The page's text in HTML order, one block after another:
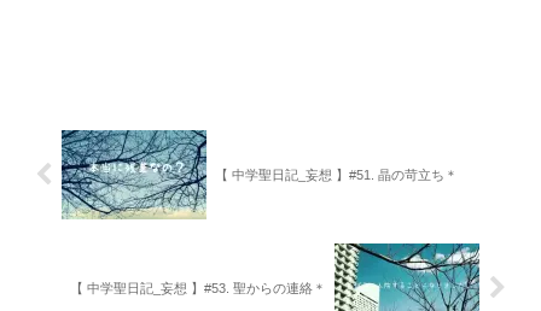
【 中学聖日記_妄想 】#51. 晶の苛立ち＊
【 中学聖日記_妄想 】#53. 聖からの連絡＊